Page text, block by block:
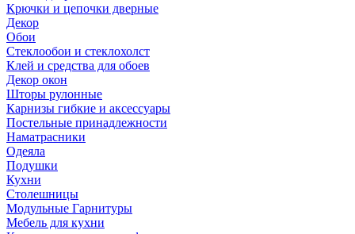
Крючки и цепочки дверные
Декор
Обои
Стеклообои и стеклохолст
Клей и средства для обоев
Декор окон
Шторы рулонные
Карнизы гибкие и аксессуары
Постельные принадлежности
Наматрасники
Одеяла
Подушки
Кухни
Столешницы
Модульные Гарнитуры
Мебель для кухни